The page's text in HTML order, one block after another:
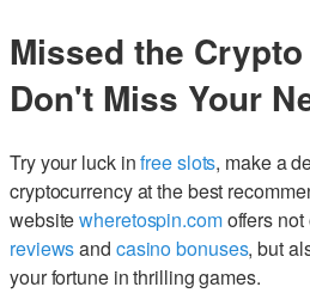
Missed the
Don't Miss Your
Try your luck infree slots, make a
cryptocurrency at the best
websitewheretospin.comoffers not
reviewsand casino bonuses, but
your fortune in thrilling games.